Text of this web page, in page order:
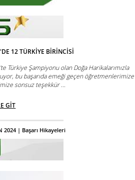
2024 | Başarı Hikayeleri
12 TÜRKİYE BİRİNCİSİ
Türkiye Şampiyonu olan Doğa Harikalarımızla
bu başarıda emeği geçen öğretmenlerimize
sonsuz teşekkür ...
GİT